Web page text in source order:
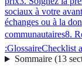
sociaux à votre
échanges ou à la don
communautaires8.
:GlossaireChecklist
Sommaire(13